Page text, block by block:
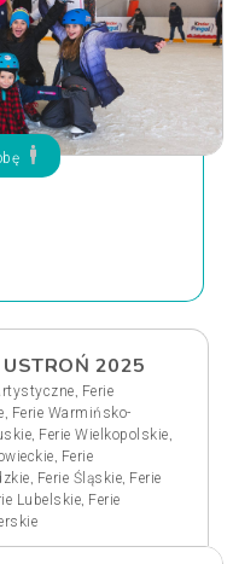
2025
, Ferie
, Ferie Warmińsko-
, Ferie Wielkopolskie,
, Ferie
, Ferie Śląskie, Ferie
Lubelskie, Ferie